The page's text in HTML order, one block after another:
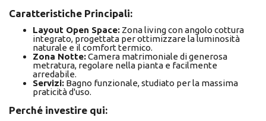
Caratteristiche Principali:
Layout Open Space: Zona living con angolo cottura
integrato, progettata per ottimizzare la luminosità
naturale e il comfort termico.
Zona Notte:Camera matrimoniale di generosa
metratura, regolare nella pianta e facilmente
arredabile.
Servizi: Bagno funzionale, studiato per la massima
praticità d'uso.
Perché investire qui: